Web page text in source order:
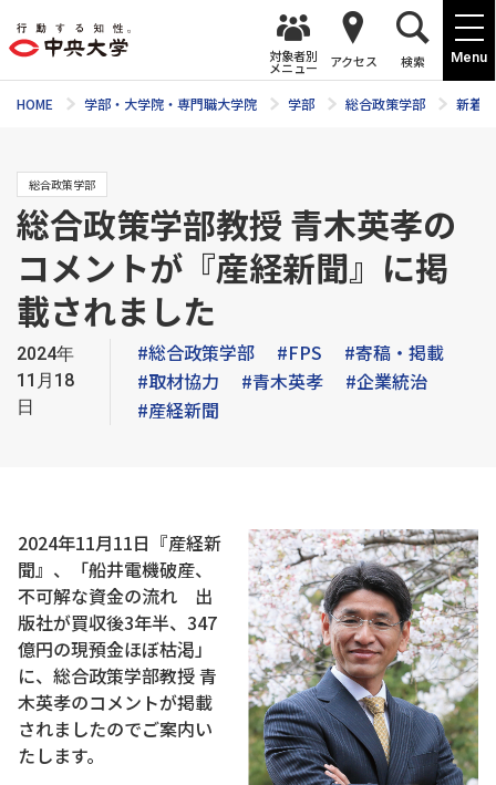
Menu
対象者別
メニュー アクセス 検索
HOME 学部・大学院・専門職大学院 学部 総合政策学部 新着
総合政策学部
総合政策学部教授 青木英孝の
コメントが『産経新聞』に掲
載されました
2024年
11月18
日
#総合政策学部 #FPS
#寄稿・掲載
#取材協力
#青木英孝
#企業統治
#産経新聞
2024年11月11日『産経新
聞』、「船井電機破産、
不可解な資金の流れ 出
版社が買収後3年半、347
億円の現預金ほぼ枯渇」
に、総合政策学部教授 青
木英孝のコメントが掲載
されましたのでご案内い
たします。